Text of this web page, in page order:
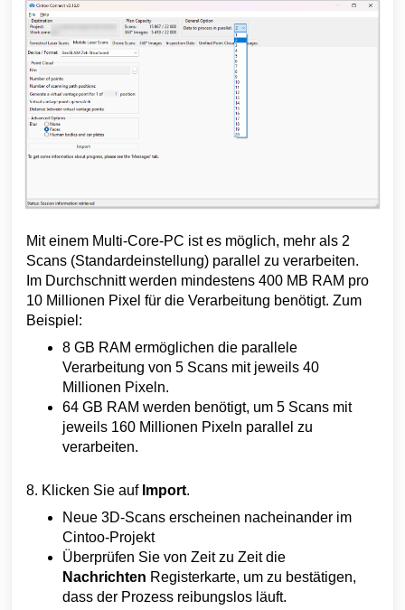
Mit einem Multi-Core-PC ist es möglich, mehr als 2
Scans (Standardeinstellung) parallel zu verarbeiten.
Im Durchschnitt werden mindestens 400 MB RAM pro
10 Millionen Pixel für die Verarbeitung benötigt. Zum
Beispiel:
8 GB RAM ermöglichen die parallele
Verarbeitung von 5 Scans mit jeweils 40
Millionen Pixeln.
64 GB RAM werden benötigt, um 5 Scans mit
jeweils 160 Millionen Pixeln parallel zu
verarbeiten.
8. Klicken Sie auf Import.
Neue 3D-Scans erscheinen nacheinander im
Cintoo-Projekt
Überprüfen Sie von Zeit zu Zeit die
Nachrichten Registerkarte, um zu bestätigen,
dass der Prozess reibungslos läuft.